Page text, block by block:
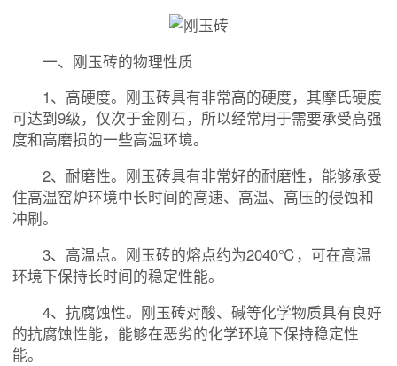
一、刚玉砖的物理性质
1、高硬度。刚玉砖具有非常高的硬度，其摩氏硬度
可达到9级，仅次于金刚石，所以经常用于需要承受高强
度和高磨损的一些高温环境。
2、耐磨性。刚玉砖具有非常好的耐磨性，能够承受
住高温窑炉环境中长时间的高速、高温、高压的侵蚀和
冲刷。
3、高温点。刚玉砖的熔点约为2040℃，可在高温
环境下保持长时间的稳定性能。
4、抗腐蚀性。刚玉砖对酸、碱等化学物质具有良好
的抗腐蚀性能，能够在恶劣的化学环境下保持稳定性
能。